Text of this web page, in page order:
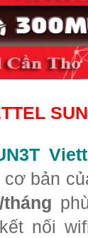
bản
tháng
nối